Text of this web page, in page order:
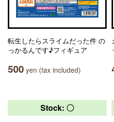
転生したらスライムだった件 の
っかるんです♪フィギュア
500 yen (tax included)
Stock: 〇